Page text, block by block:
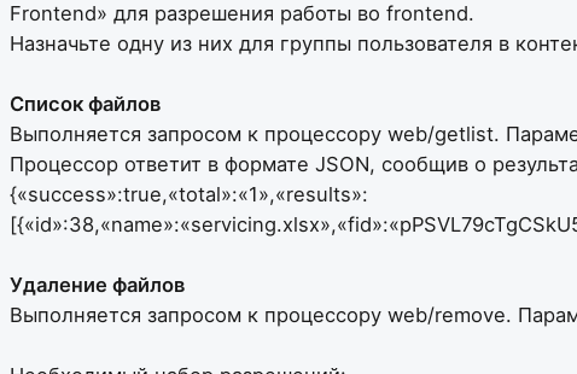
Frontend» для разрешения работы во frontend.
Назначьте одну из них для группы пользователя в
Список файлов
Выполняется запросом к процессору web/getlist.
Процессор ответит в формате JSON, сообщив о
{«success»:true,«total»:«1»,«results»:
Удаление файлов
Выполняется запросом к процессору web/remove.